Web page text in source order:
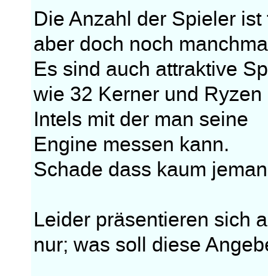
Die Anzahl der Spieler
aber doch noch
Es sind auch attraktive
wie 32 Kerner und
Intels mit der man seine
Engine messen kann.
Schade dass kaum
Leider präsentieren sich
nur; was soll diese